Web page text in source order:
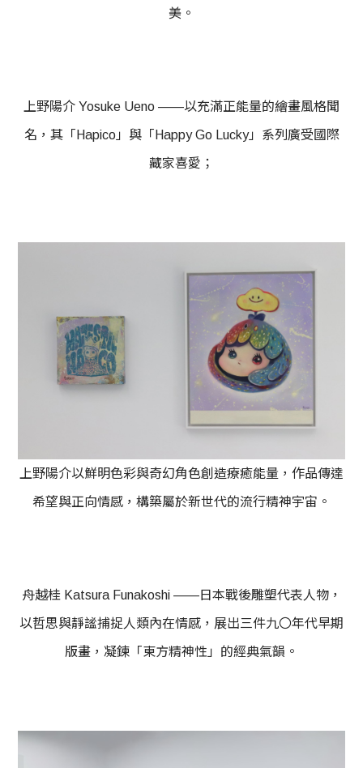
美。
上野陽介 Yosuke Ueno ——以充滿正能量的繪畫風格聞
名，其「Hapico」與「Happy Go Lucky」系列廣受國際
藏家喜愛；
上野陽介以鮮明色彩與奇幻角色創造療癒能量，作品傳達
希望與正向情感，構築屬於新世代的流行精神宇宙。
舟越桂 Katsura Funakoshi ——日本戰後雕塑代表人物，
以哲思與靜謐捕捉人類內在情感，展出三件九〇年代早期
版畫，凝鍊「東方精神性」的經典氣韻。